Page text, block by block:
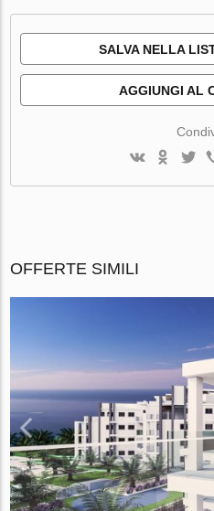
SALVA NELLA
AGGIUNGI AL
OFFERTE SIMILI